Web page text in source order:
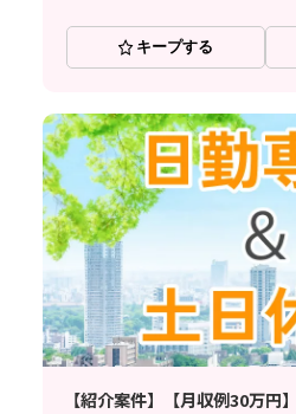
キープする
【紹介案件】【月収例30万